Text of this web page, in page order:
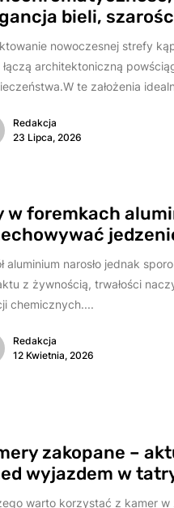
bieli,
nowoczesnej strefy
łączą architektoniczną
te założenia
Redakcja
23 Lipca, 2026
w foremkach
aluminium narosło jednak
z żywnością, trwałości
chemicznych....
Redakcja
12 Kwietnia, 2026
zakopane –
wyjazdem w
warto korzystać z kamer